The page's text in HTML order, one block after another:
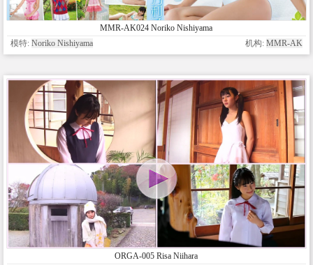
MMR-AK024 Noriko Nishiyama
模特: Noriko Nishiyama 机构: MMR-AK
ORGA-005 Risa Niihara